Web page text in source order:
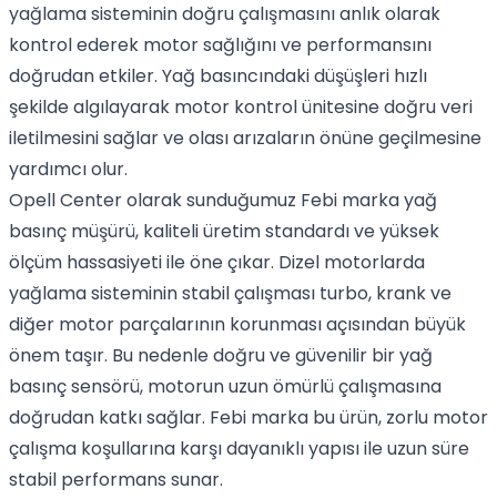
yağlama sisteminin doğru çalışmasını anlık olarak
kontrol ederek motor sağlığını ve performansını
doğrudan etkiler. Yağ basıncındaki düşüşleri hızlı
şekilde algılayarak motor kontrol ünitesine doğru veri
iletilmesini sağlar ve olası arızaların önüne geçilmesine
yardımcı olur.
Opell Center olarak sunduğumuz Febi marka yağ
basınç müşürü, kaliteli üretim standardı ve yüksek
ölçüm hassasiyeti ile öne çıkar. Dizel motorlarda
yağlama sisteminin stabil çalışması turbo, krank ve
diğer motor parçalarının korunması açısından büyük
önem taşır. Bu nedenle doğru ve güvenilir bir yağ
basınç sensörü, motorun uzun ömürlü çalışmasına
doğrudan katkı sağlar. Febi marka bu ürün, zorlu motor
çalışma koşullarına karşı dayanıklı yapısı ile uzun süre
stabil performans sunar.